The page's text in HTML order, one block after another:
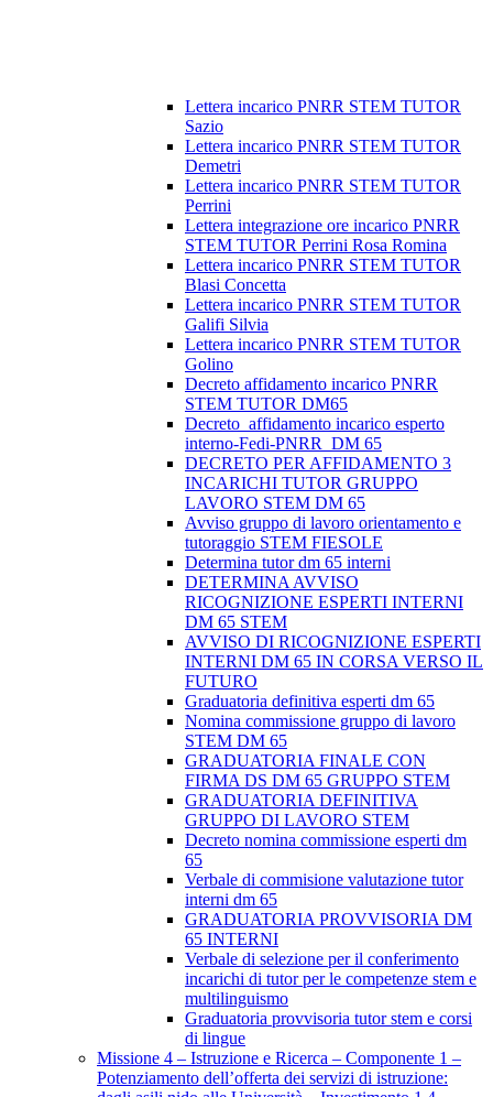
Lettera incarico PNRR STEM TUTOR
Sazio
Lettera incarico PNRR STEM TUTOR
Demetri
Lettera incarico PNRR STEM TUTOR
Perrini
Lettera integrazione ore incarico PNRR
STEM TUTOR Perrini Rosa Romina
Lettera incarico PNRR STEM TUTOR
Blasi Concetta
Lettera incarico PNRR STEM TUTOR
Galifi Silvia
Lettera incarico PNRR STEM TUTOR
Golino
Decreto affidamento incarico PNRR
STEM TUTOR DM65
Decreto_affidamento incarico esperto
interno-Fedi-PNRR_DM 65
DECRETO PER AFFIDAMENTO 3
INCARICHI TUTOR GRUPPO
LAVORO STEM DM 65
Avviso gruppo di lavoro orientamento e
tutoraggio STEM FIESOLE
Determina tutor dm 65 interni
DETERMINA AVVISO
RICOGNIZIONE ESPERTI INTERNI
DM 65 STEM
AVVISO DI RICOGNIZIONE ESPERTI
INTERNI DM 65 IN CORSA VERSO IL
FUTURO
Graduatoria definitiva esperti dm 65
Nomina commissione gruppo di lavoro
STEM DM 65
GRADUATORIA FINALE CON
FIRMA DS DM 65 GRUPPO STEM
GRADUATORIA DEFINITIVA
GRUPPO DI LAVORO STEM
Decreto nomina commissione esperti dm
65
Verbale di commisione valutazione tutor
interni dm 65
GRADUATORIA PROVVISORIA DM
65 INTERNI
Verbale di selezione per il conferimento
incarichi di tutor per le competenze stem e
multilinguismo
Graduatoria provvisoria tutor stem e corsi
di lingue
Missione 4 – Istruzione e Ricerca – Componente 1 –
Potenziamento dell’offerta dei servizi di istruzione: